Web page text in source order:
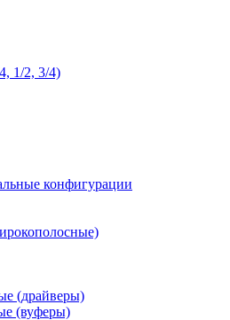
1/2, 3/4)
конфигурации
(драйверы)
(вуферы)